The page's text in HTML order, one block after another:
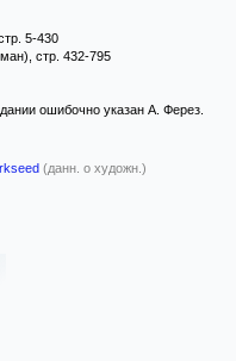
5-430
стр. 432-795
ошибочно указан А. Ферез.
(данн. о художн.)